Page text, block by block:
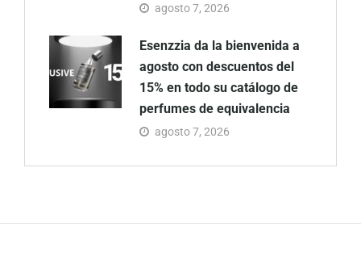
agosto 7, 2026
Esenzzia da la bienvenida a
agosto con descuentos del
15% en todo su catálogo de
perfumes de equivalencia
agosto 7, 2026